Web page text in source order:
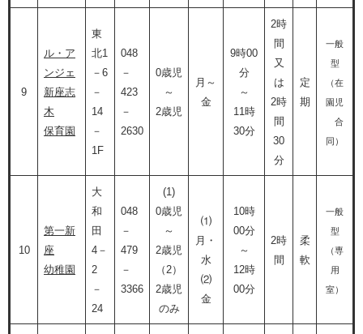
9
ル・ア
ンジェ
新座志
木
保育園
東
北1
－6
－
14
－
1F
048
－
423
－
2630
0歳児
～
2歳児
月～
金
9時00
分
～
11時
30分
2時
間
又
は
2時
間
30
分
定
期
一般
型
（在
園児
合
同）
10
第一新
座
幼稚園
大
和
田
4－
2
－
24
048
－
479
－
3366
(1)
0歳児
～
2歳児
（2）
2歳児
のみ
⑴
月・
水
⑵
金
10時
00分
～
12時
00分
2時
間
柔
軟
一般
型
（専
用
室）